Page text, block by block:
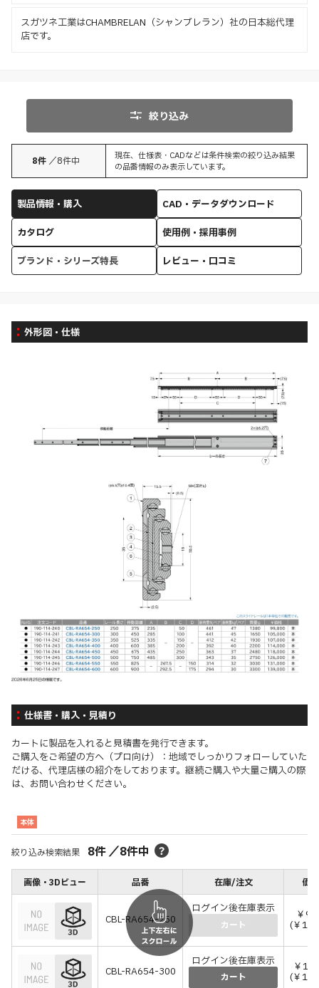
スガツネ工業はCHAMBRELAN（シャンブレラン）社の日本総代理
店です。
絞り込み
8件 ／8件中
現在、仕様表・CADなどは条件検索の絞り込み結果
の品番情報のみ表示しています。
製品情報・購入
CAD・データダウンロード
カタログ
使用例・採用事例
ブランド・シリーズ特長
レビュー・口コミ
外形図・仕様
仕様書・購入・見積り
カートに製品を入れると見積書を発行できます。
ご購入をご希望の方へ（プロ向け）：地域でしっかりフォローしていた
だける、代理店様の紹介をしております。継続ご購入や大量ご購入の際
は、お問い合わせください。
本体
絞り込み検索結果 8件／8件中
画像・3Dビュー 品番 在庫/注文 価
CBL-RA654-250
ログイン後在庫表示
カート
￥
(￥
CBL-RA654-300
ログイン後在庫表示
カート
￥
(￥